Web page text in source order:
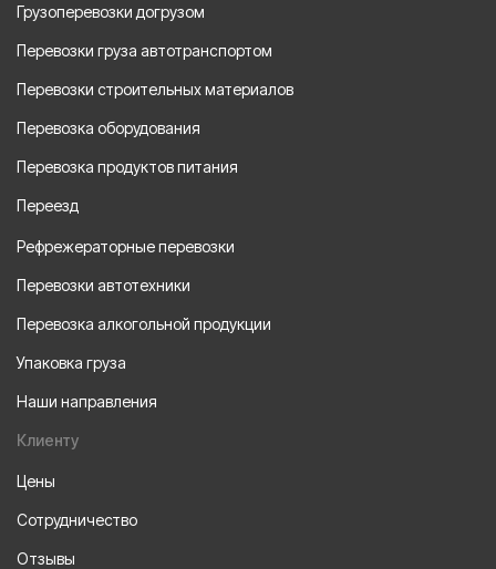
Грузоперевозки догрузом
Перевозки груза автотранспортом
Перевозки строительных материалов
Перевозка оборудования
Перевозка продуктов питания
Переезд
Рефрежераторные перевозки
Перевозки автотехники
Перевозка алкогольной продукции
Упаковка груза
Наши направления
Клиенту
Цены
Сотрудничество
Отзывы